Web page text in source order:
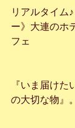
リアルタイム
ー》大連のホ
フェ
『いま届けた
の大切な物』。